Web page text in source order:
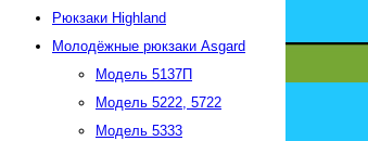
Рюкзаки Highland
Молодёжные рюкзаки Asgard
Модель 5137П
Модель 5222, 5722
Модель 5333